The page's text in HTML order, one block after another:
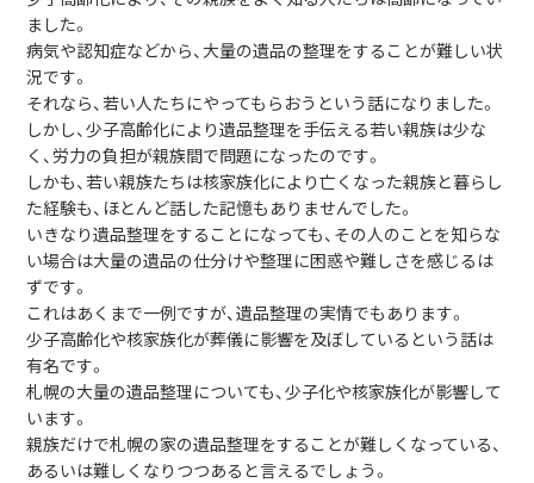
ました。
病気や認知症などから、大量の遺品の整理をすることが難しい状
況です。
それなら、若い人たちにやってもらおうという話になりました。
しかし、少子高齢化により遺品整理を手伝える若い親族は少な
く、労力の負担が親族間で問題になったのです。
しかも、若い親族たちは核家族化により亡くなった親族と暮らし
た経験も、ほとんど話した記憶もありませんでした。
いきなり遺品整理をすることになっても、その人のことを知らな
い場合は大量の遺品の仕分けや整理に困惑や難しさを感じるは
ずです。
これはあくまで一例ですが、遺品整理の実情でもあります。
少子高齢化や核家族化が葬儀に影響を及ぼしているという話は
有名です。
札幌の大量の遺品整理についても、少子化や核家族化が影響して
います。
親族だけで札幌の家の遺品整理をすることが難しくなっている、
あるいは難しくなりつつあると言えるでしょう。